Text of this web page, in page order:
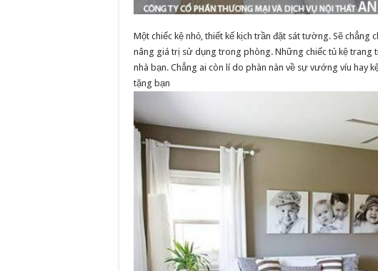
Một chiếc kệ nhỏ, thiết kế kịch trần đặt sát tường. Sẽ chẳng
nâng giá trị sử dụng trong phòng. Những chiếc tủ kệ
nhà bạn. Chẳng ai còn lí do phàn nàn về sự vướng víu hay
tặng bạn